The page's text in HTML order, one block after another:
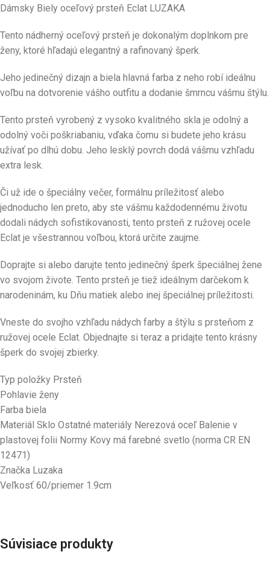
Dámsky Biely oceľový prsteň Eclat LUZAKA
Tento nádherný oceľový prsteň je dokonalým doplnkom pre
ženy, ktoré hľadajú elegantný a rafinovaný šperk.
Jeho jedinečný dizajn a biela hlavná farba z neho robí ideálnu
voľbu na dotvorenie vášho outfitu a dodanie šmrncu vášmu štýlu.
Tento prsteň vyrobený z vysoko kvalitného skla je odolný a
odolný voči poškriabaniu, vďaka čomu si budete jeho krásu
užívať po dlhú dobu. Jeho lesklý povrch dodá vášmu vzhľadu
extra lesk.
Či už ide o špeciálny večer, formálnu príležitosť alebo
jednoducho len preto, aby ste vášmu každodennému životu
dodali nádych sofistikovanosti, tento prsteň z ružovej ocele
Eclat je všestrannou voľbou, ktorá určite zaujme.
Doprajte si alebo darujte tento jedinečný šperk špeciálnej žene
vo svojom živote. Tento prsteň je tiež ideálnym darčekom k
narodeninám, ku Dňu matiek alebo inej špeciálnej príležitosti.
Vneste do svojho vzhľadu nádych farby a štýlu s prsteňom z
ružovej ocele Eclat. Objednajte si teraz a pridajte tento krásny
šperk do svojej zbierky.
Typ položky Prsteň
Pohlavie ženy
Farba biela
Materiál Sklo Ostatné materiály Nerezová oceľ Balenie v
plastovej folii Normy Kovy má farebné svetlo (norma CR EN
12471)
Značka Luzaka
Veľkosť 60/priemer 1.9cm
Súvisiace produkty